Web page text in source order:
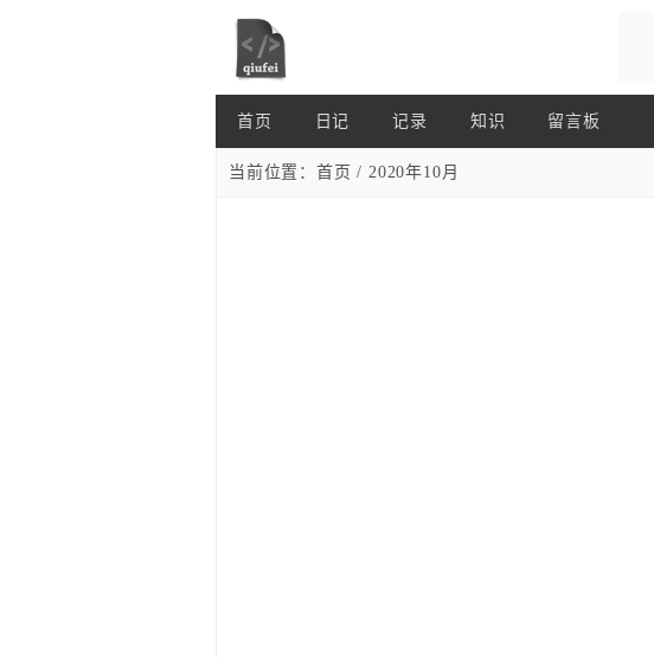
首页 日记 记录 知识 留言板
当前位置： 首页 / 2020年10月